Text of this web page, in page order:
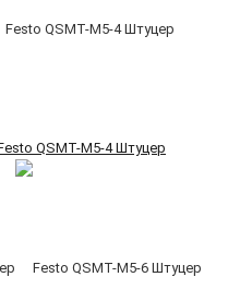
QSMT-M5-4 Штуцер